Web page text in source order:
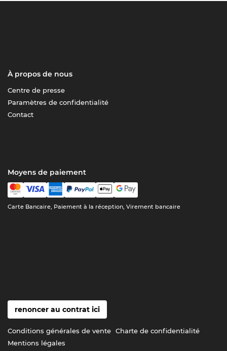
À propos de nous
Centre de presse
Paramètres de confidentialité
Contact
Moyens de paiement
Carte Bancaire, Paiement à la réception, Virement bancaire
renoncer au contrat ici
Conditions générales de vente Charte de confidentialité
Mentions légales